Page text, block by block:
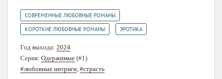
СОВРЕМЕННЫЕ ЛЮБОВНЫЕ РОМАНЫ
КОРОТКИЕ ЛЮБОВНЫЕ РОМАНЫ ЭРОТИКА
Год выхода: 2024
Серия: Одержимые (#1)
#любовные интриги #страсть